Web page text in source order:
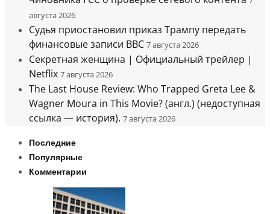
августа 2026
Судья приостановил приказ Трампу передать
финансовые записи BBC 7 августа 2026
Секретная женщина | Официальный трейлер |
Netflix 7 августа 2026
The Last House Review: Who Trapped Greta Lee &
Wagner Moura in This Movie? (англ.) (недоступная
ссылка — история). 7 августа 2026
Последние
Популярные
Комментарии